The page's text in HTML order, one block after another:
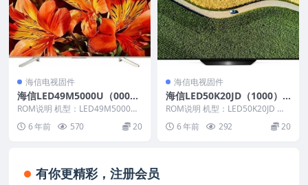
海信电视固件
海信LED49M5000U（000
1）BOM2官方原厂USB刷机
电视固件包
ROM说明 机型：LED49M5000U
固件版本：（0001） BOM：2
海...6 年前 570 20
海信电视固件
海信LED50K20JD（1000）B
OM6官方原厂USB刷机电视
固件包
ROM说明 机型：LED50K20JD 固
件版本：（1000） BOM：6 海
信...6 年前 292 20
有你更精彩，注册会员